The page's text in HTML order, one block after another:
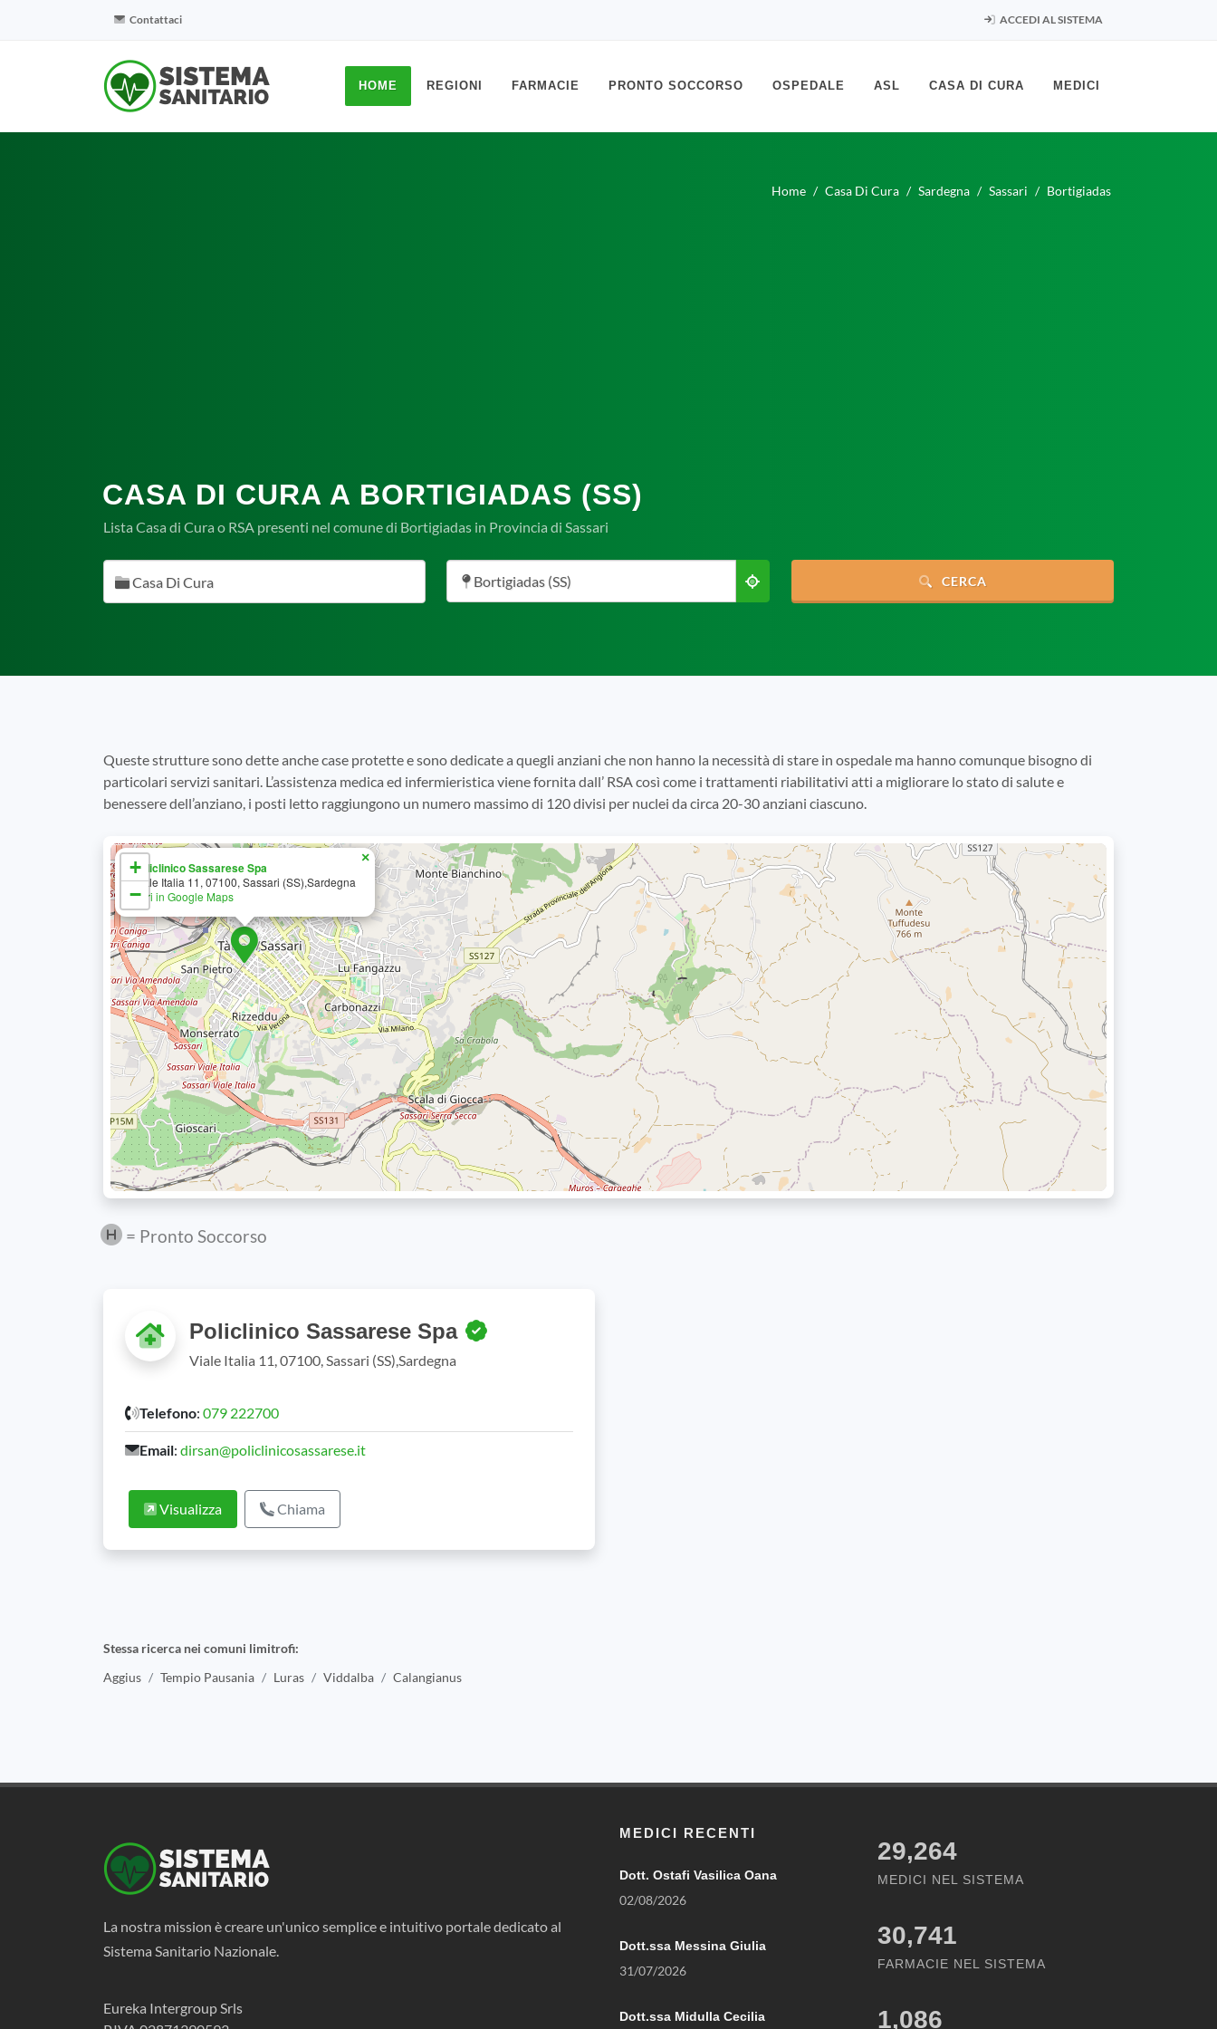
Contattaci ACCEDI AL SISTEMA
HOME REGIONI FARMACIE PRONTO SOCCORSO OSPEDALE ASL CASA DI CURA MEDICI
Home Casa Di Cura Sardegna Sassari Bortigiadas
CASA DI CURA A BORTIGIADAS (SS)
Lista Casa di Cura o RSA presenti nel comune di Bortigiadas in Provincia di Sassari
Casa Di Cura Bortigiadas (SS) CERCA
Queste strutture sono dette anche case protette e sono dedicate a quegli anziani che non hanno la necessità di stare in ospedale ma hanno comunque bisogno di
particolari servizi sanitari. L’assistenza medica ed infermieristica viene fornita dall’ RSA così come i trattamenti riabilitativi atti a migliorare lo stato di salute e
benessere dell’anziano, i posti letto raggiungono un numero massimo di 120 divisi per nuclei da circa 20-30 anziani ciascuno.
Policlinico Sassarese Spa
Viale Italia 11, 07100, Sassari (SS),Sardegna
Apri in Google Maps
×
+
−
= Pronto Soccorso
Policlinico Sassarese Spa
Viale Italia 11, 07100, Sassari (SS),Sardegna
Telefono: 079 222700
Email: dirsan@policlinicosassarese.it
Visualizza Chiama
Stessa ricerca nei comuni limitrofi:
Aggius
Tempio Pausania Luras Viddalba Calangianus
La nostra mission è creare un'unico semplice e intuitivo portale dedicato al
Sistema Sanitario Nazionale.
Eureka Intergroup Srls
MEDICI RECENTI
Dott. Ostafi Vasilica Oana
02/08/2026
Dott.ssa Messina Giulia
31/07/2026
Dott.ssa Midulla Cecilia
29,264
MEDICI NEL SISTEMA
30,741
FARMACIE NEL SISTEMA
1,086